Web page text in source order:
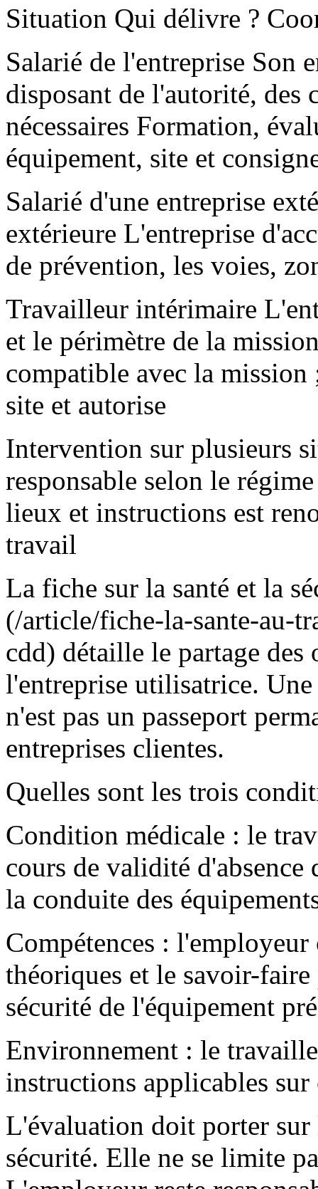
Situation Qui délivre ?
Salarié de l'entreprise Son
disposant de l'autorité, des
nécessaires Formation,
équipement, site et
Salarié d'une entreprise
extérieure L'entreprise
de prévention, les voies,
Travailleur intérimaire
et le périmètre de la
compatible avec la
site et autorise
Intervention sur plusieurs
responsable selon le
lieux et instructions est
travail
La fiche sur la santé et la
(/article/fiche-la-sante-au-
cdd) détaille le partage
l'entreprise utilisatrice.
n'est pas un passeport
entreprises clientes.
Quelles sont les trois
Condition médicale : le
cours de validité
la conduite des
Compétences :
théoriques et le savoir-
sécurité de l'équipement
Environnement : le
instructions applicables
L'évaluation doit porter sur
sécurité. Elle ne se limite